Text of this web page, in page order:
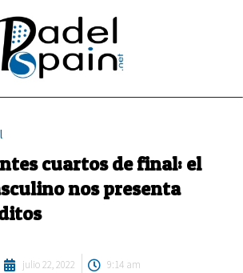
cuartos de final: el
nos presenta
julio 22, 2022 9:14 am